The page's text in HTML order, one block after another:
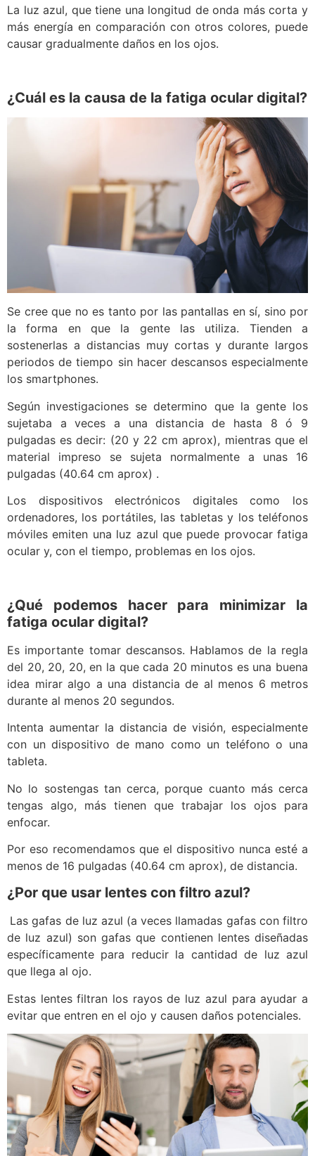
La luz azul, que tiene una longitud de onda más corta y
más energía en comparación con otros colores, puede
causar gradualmente daños en los ojos.
¿Cuál es la causa de la fatiga ocular digital?
Se cree que no es tanto por las pantallas en sí, sino por
la forma en que la gente las utiliza. Tienden a
sostenerlas a distancias muy cortas y durante largos
periodos de tiempo sin hacer descansos especialmente
los smartphones.
Según investigaciones se determino que la gente los
sujetaba a veces a una distancia de hasta 8 ó 9
pulgadas es decir: (20 y 22 cm aprox), mientras que el
material impreso se sujeta normalmente a unas 16
pulgadas (40.64 cm aprox) .
Los dispositivos electrónicos digitales como los
ordenadores, los portátiles, las tabletas y los teléfonos
móviles emiten una luz azul que puede provocar fatiga
ocular y, con el tiempo, problemas en los ojos.
¿Qué podemos hacer para minimizar la
fatiga ocular digital?
Es importante tomar descansos. Hablamos de la regla
del 20, 20, 20, en la que cada 20 minutos es una buena
idea mirar algo a una distancia de al menos 6 metros
durante al menos 20 segundos.
Intenta aumentar la distancia de visión, especialmente
con un dispositivo de mano como un teléfono o una
tableta.
No lo sostengas tan cerca, porque cuanto más cerca
tengas algo, más tienen que trabajar los ojos para
enfocar.
Por eso recomendamos que el dispositivo nunca esté a
menos de 16 pulgadas (40.64 cm aprox), de distancia.
¿Por que usar lentes con filtro azul?
Las gafas de luz azul (a veces llamadas gafas con filtro
de luz azul) son gafas que contienen lentes diseñadas
específicamente para reducir la cantidad de luz azul
que llega al ojo.
Estas lentes filtran los rayos de luz azul para ayudar a
evitar que entren en el ojo y causen daños potenciales.